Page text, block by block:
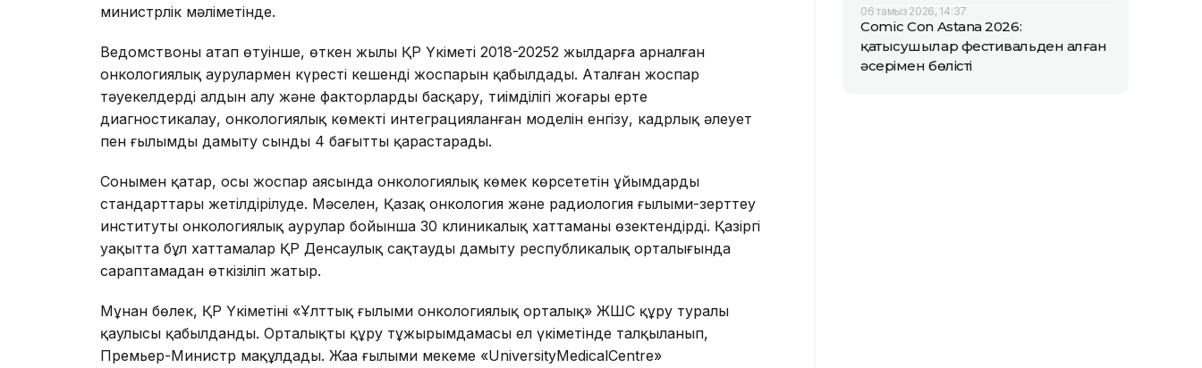
министрлік мәліметінде.
Ведомствоның атап өтуінше, өткен жылы ҚР Үкіметі 2018-20252 жылдарға арналған
онкологиялық аурулармен күрестің кешенді жоспарын қабылдады. Аталған жоспар
тәуекелдердің алдын алу және факторларды басқару, тиімділігі жоғары ерте
диагностикалау, онкологиялық көмектің интеграцияланған моделін енгізу, кадрлық әлеует
пен ғылымды дамыту сынды 4 бағытты қарастарады.
Сонымен қатар, осы жоспар аясында онкологиялық көмек көрсететін ұйымдардың
стандарттары жетілдірілуде. Мәселен, Қазақ онкология және радиология ғылыми-зерттеу
институты онкологиялық аурулар бойынша 30 клиникалық хаттаманы өзектендірді. Қазіргі
уақытта бұл хаттамалар ҚР Денсаулық сақтауды дамыту республикалық орталығында
сараптамадан өткізіліп жатыр.
Мұнан бөлек, ҚР Үкіметінің «Ұлттық ғылыми онкологиялық орталық» ЖШС құру туралы
қаулысы қабылданды. Орталықты құру тұжырымдамасы ел үкіметінде талқыланып,
Премьер-Министр мақұлдады. Жаңа ғылыми мекеме «UniversityMedicalCentre»
06 тамыз 2026, 14:37
Comic Con Astana 2026:
қатысушылар фестивальден алған
әсерімен бөлісті